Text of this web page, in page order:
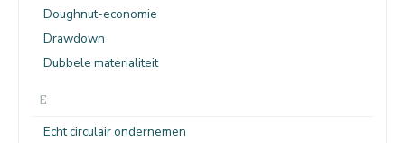
Doughnut-economie
Drawdown
Dubbele materialiteit
E
Echt circulair ondernemen